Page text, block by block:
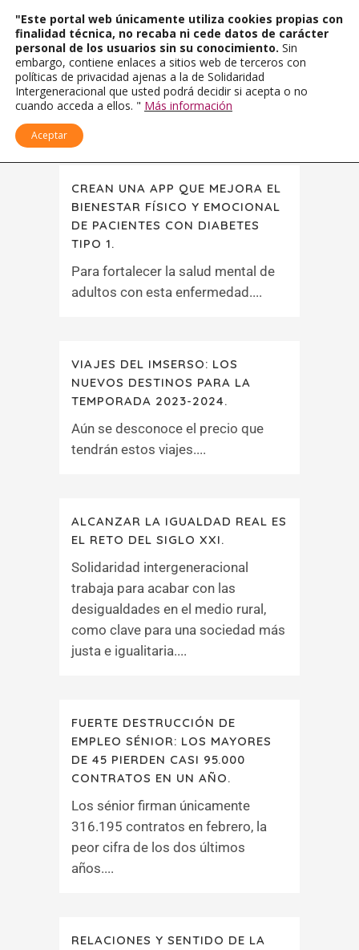
CREAN UNA APP QUE MEJORA EL
BIENESTAR FÍSICO Y EMOCIONAL
DE PACIENTES CON DIABETES
TIPO 1.
Para fortalecer la salud mental de
adultos con esta enfermedad....
VIAJES DEL IMSERSO: LOS
NUEVOS DESTINOS PARA LA
TEMPORADA 2023-2024.
Aún se desconoce el precio que
tendrán estos viajes....
ALCANZAR LA IGUALDAD REAL ES
EL RETO DEL SIGLO XXI.
Solidaridad intergeneracional
trabaja para acabar con las
desigualdades en el medio rural,
como clave para una sociedad más
justa e igualitaria....
FUERTE DESTRUCCIÓN DE
EMPLEO SÉNIOR: LOS MAYORES
DE 45 PIERDEN CASI 95.000
CONTRATOS EN UN AÑO.
Los sénior firman únicamente
316.195 contratos en febrero, la
peor cifra de los dos últimos
años....
RELACIONES Y SENTIDO DE LA
"Este portal web únicamente utiliza cookies propias con
finalidad técnica, no recaba ni cede datos de carácter
personal de los usuarios sin su conocimiento. Sin
embargo, contiene enlaces a sitios web de terceros con
políticas de privacidad ajenas a la de Solidaridad
Intergeneracional que usted podrá decidir si acepta o no
cuando acceda a ellos. " Más información
Aceptar